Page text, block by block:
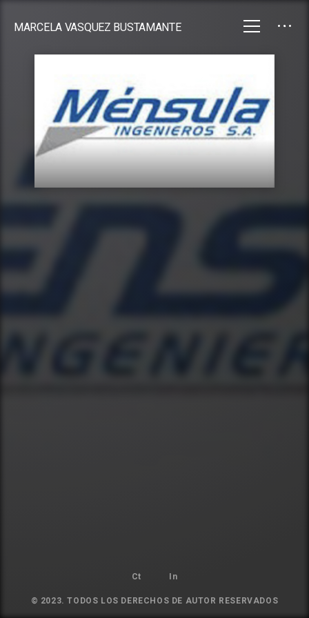
MARCELA VASQUEZ BUSTAMANTE
Ct In
© 2023. TODOS LOS DERECHOS DE AUTOR RESERVADOS